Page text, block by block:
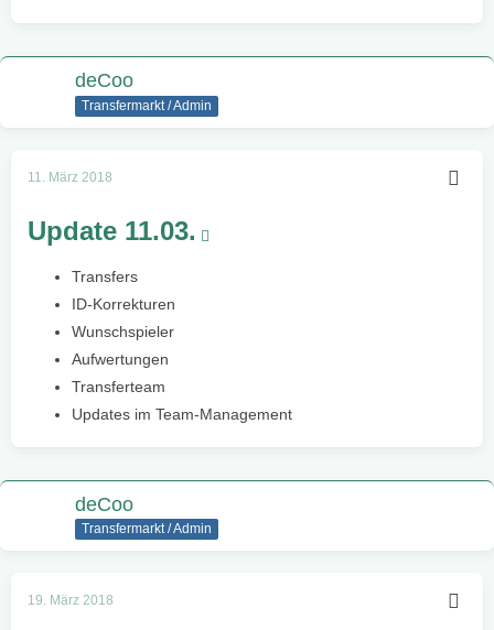
deCoo
Transfermarkt / Admin
11. März 2018
Update 11.03.
Transfers
ID-Korrekturen
Wunschspieler
Aufwertungen
Transferteam
Updates im Team-Management
deCoo
Transfermarkt / Admin
19. März 2018